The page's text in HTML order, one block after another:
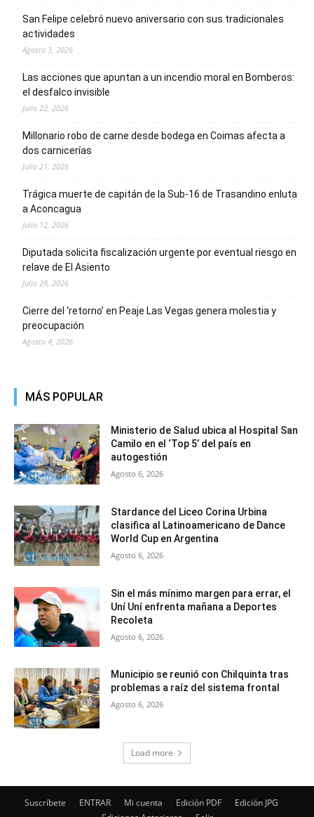
San Felipe celebró nuevo aniversario con sus tradicionales
actividades
Agosto 3, 2026
Las acciones que apuntan a un incendio moral en Bomberos:
el desfalco invisible
Julio 22, 2026
Millonario robo de carne desde bodega en Coimas afecta a
dos carnicerías
Julio 21, 2026
Trágica muerte de capitán de la Sub-16 de Trasandino enluta
a Aconcagua
Julio 12, 2026
Diputada solicita fiscalización urgente por eventual riesgo en
relave de El Asiento
Julio 28, 2026
Cierre del ‘retorno’ en Peaje Las Vegas genera molestia y
preocupación
Agosto 4, 2026
MÁS POPULAR
Ministerio de Salud ubica al Hospital San
Camilo en el ‘Top 5’ del país en
autogestión
Agosto 6, 2026
Stardance del Liceo Corina Urbina
clasifica al Latinoamericano de Dance
World Cup en Argentina
Agosto 6, 2026
Sin el más mínimo margen para errar, el
Uní Uní enfrenta mañana a Deportes
Recoleta
Agosto 6, 2026
Municipio se reunió con Chilquinta tras
problemas a raíz del sistema frontal
Agosto 6, 2026
Load more
Suscríbete ENTRAR Mi cuenta Edición PDF
Edición JPG